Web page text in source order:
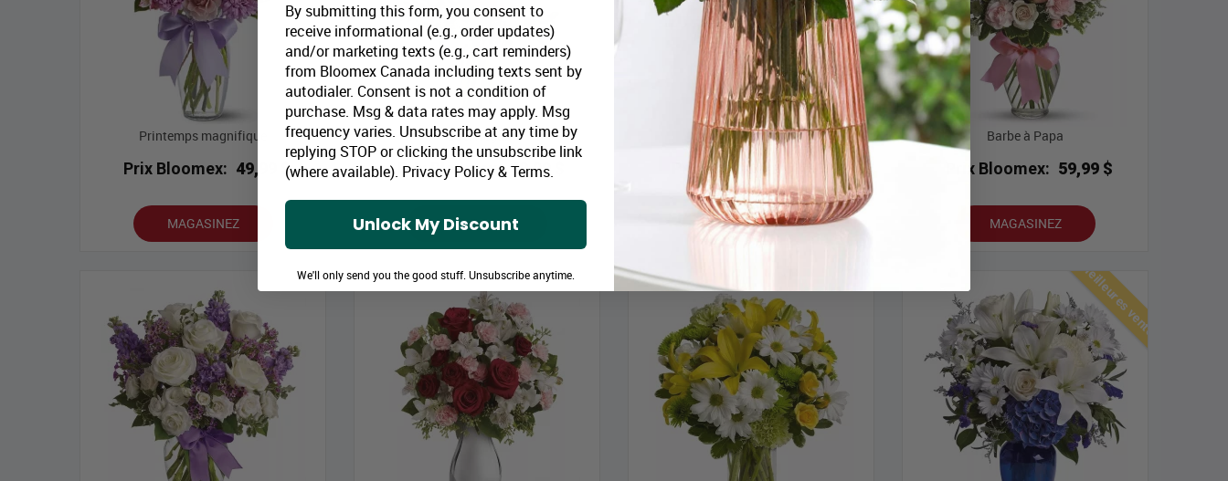
Printemps magnifique
Prix Bloomex: 49,99 $
MAGASINEZ
Quel Régal
Prix Bloomex: 43,99 $
MAGASINEZ
Tout simplement doux
Prix Bloomex: 64,99 $
MAGASINEZ
Barbe à Papa
Prix Bloomex: 59,99 $
MAGASINEZ
Meilleures ventes
By submitting this form, you consent to
receive informational (e.g., order updates)
and/or marketing texts (e.g., cart reminders)
from Bloomex Canada including texts sent by
autodialer. Consent is not a condition of
purchase. Msg & data rates may apply. Msg
frequency varies. Unsubscribe at any time by
replying STOP or clicking the unsubscribe link
(where available). Privacy Policy&Terms.
Unlock My Discount
We'll only send you the good stuff. Unsubscribe anytime.